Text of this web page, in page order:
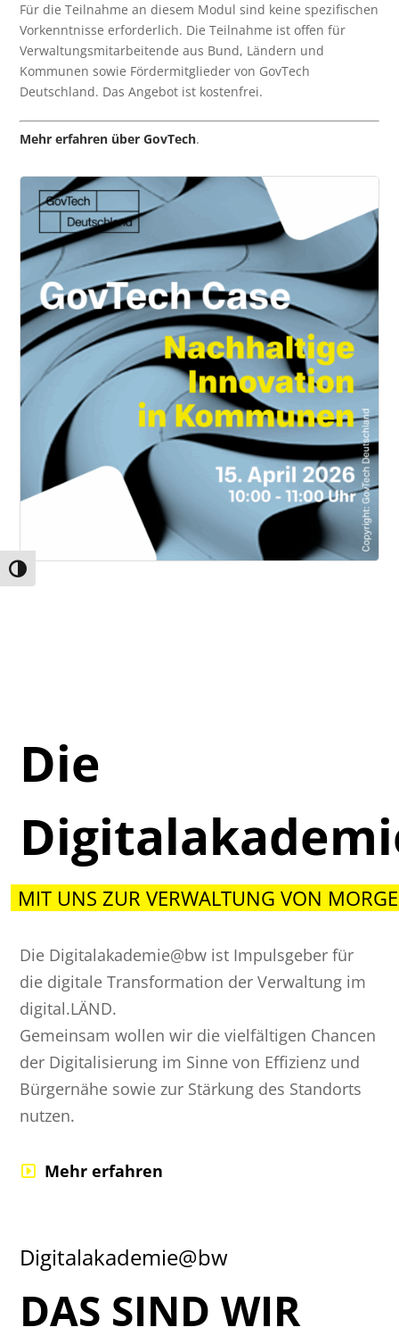
Umschalten auf hohe Kontraste
Für die Teilnahme an diesem Modul sind keine spezifischen
Vorkenntnisse erforderlich. Die Teilnahme ist offen für
Verwaltungsmitarbeitende aus Bund, Ländern und
Kommunen sowie Fördermitglieder von GovTech
Deutschland. Das Angebot ist kostenfrei.
Mehr erfahren über GovTech.
Die
MIT UNS ZUR VERWALTUNG VON
Die Digitalakademie@bw ist Impulsgeber für
die digitale Transformation der Verwaltung im
digital.LÄND.
Gemeinsam wollen wir die vielfältigen Chancen
der Digitalisierung im Sinne von Effizienz und
Bürgernähe sowie zur Stärkung des Standorts
nutzen.
Mehr erfahren
Digitalakademie@bw
DAS SIND WIR